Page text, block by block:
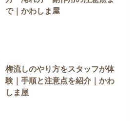
で｜かわしま屋
梅流しのやり方をスタッフが体
験｜手順と注意点を紹介｜かわ
しま屋